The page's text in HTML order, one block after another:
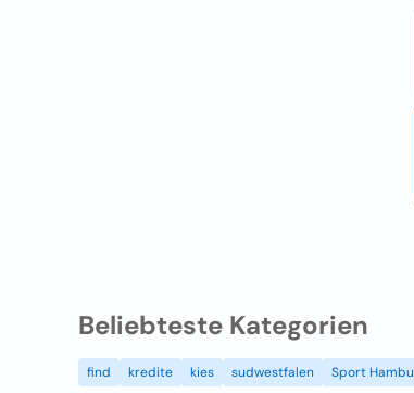
Beliebteste Kategorien
find kredite kies sudwestfalen Sport